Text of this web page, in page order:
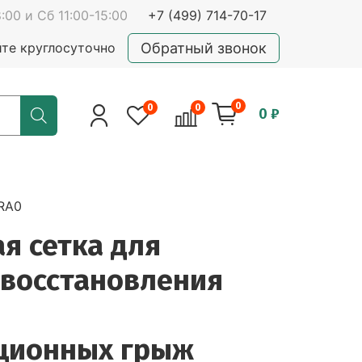
и Сб 11:00-15:00 +7 (499) 714-70-17
круглосуточно Обратный звонок
0 0 0 0 ₽
сетка для
грыж